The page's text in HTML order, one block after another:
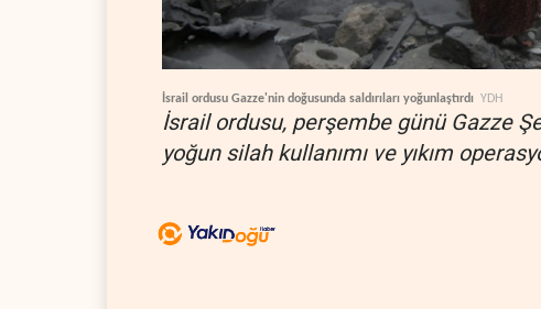
İsrail ordusu Gazze'nin doğusunda saldırıları yoğunlaştırdı YDH
İsrail ordusu, perşembe günü Gazze
yoğun silah kullanımı ve yıkım